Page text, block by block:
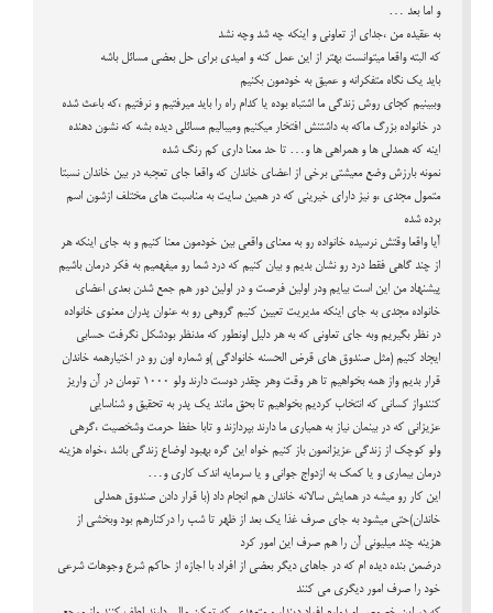
و اما بعد …
به عقیده من ،جدای از تعاونی و اینکه چه شد وچه نشد
که البته واقعا میتوانست بهتر از این عمل کنه و امیدی برای حل بعضی مسائل باشه
باید یک نگاه متفکرانه و عمیق به خودمون بکنیم
وببینیم کجای روش زندگی ما اشتباه بوده یا کدام راه را باید میرفتیم و نرفتیم ،که باعث شده
در خانواده بزرگ ماکه به داشتنش افتخار میکنیم ومیبالیم مسائلی دیده بشه که نشون دهنده
اینه که همدلی ها و همراهی ها و… تا حد معنا داری کم رنگ شده
نمونه بارزش وضع معیشتی برخی از اعضای خاندان که واقعا جای تعجبه در بین خاندان نسبتا
متمول مجدی ،و نیز دارای خیرینی که در همین سایت به مناسبت های مختلف ازشون اسم
برده شده
آیا واقعا وقتش نرسیده خانواده رو به معنای واقعی بین خودمون معنا کنیم و به جای اینکه هر
از چند گاهی فقط درد رو نشان بدیم و بیان کنیم که درد شما رو میفهمیم به فکر درمان باشیم
پیشنهاد من این است بیایم ودر اولین فرصت و در اولین دور هم جمع شدن بعدی اعضای
خانواده مجدی به جای اینکه مدیریت تعیین کنیم گروهی رو به عنوان پدران معنوی خانواده
در نظر بگیریم وبه جای تعاونی که به هر دلیل اونطور که مدنظر بودشکل نگرفت حسابی
ایجاد کنیم (مثل صندوق های قرض الحسنه خانوادگی )و شماره اون رو در اختیارهمه خاندان
قرار بدیم واز همه بخواهیم تا هر وقت وهر چقدر دوست دارند ولو 1000 تومان در آن واریز
کنندواز کسانی که انتخاب کردیم بخواهیم تا بحق مانند یک پدر به تحقیق و شناسایی
عزیزانی که در بینمان نیاز به همیاری ما دارند بپردازند و تابا حفظ حرمت وشخصیت ،گرهی
ولو کوچک از زندگی عزیزانمون باز کنیم خواه این گره بهبود اوضاع زندگی باشد ،خواه هزینه
درمان بیماری و یا کمک به ازدواج جوانی و یا سرمایه اندک کاری و…
این کار رو میشه در همایش سالانه خاندان هم انجام داد (با قرار دادن صندوق همدلی
خاندان)حتی میشود به جای صرف غذا یک بعد از ظهر تا شب را درکنارهم بود وبخشی از
هزینه چند میلیونی آن را هم صرف این امور کرد
درضمن بنده دیده ام که در جاهای دیگر بعضی از افراد با اجازه از حاکم شرع وجوهات شرعی
خود را صرف امور دیگری می کنند